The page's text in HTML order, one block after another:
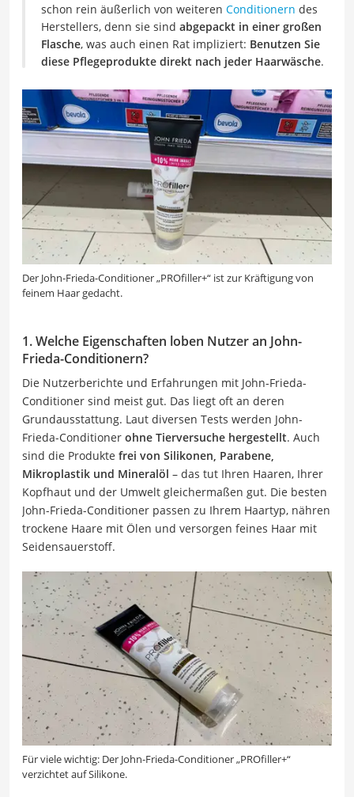
schon rein äußerlich von weiteren Conditionern des
Herstellers, denn sie sind abgepackt in einer großen
Flasche, was auch einen Rat impliziert: Benutzen Sie
diese Pflegeprodukte direkt nach jeder Haarwäsche.
Der John-Frieda-Conditioner „PROfiller+“ ist zur Kräftigung von
feinem Haar gedacht.
1. Welche Eigenschaften loben Nutzer an John-
Frieda-Conditionern?
Die Nutzerberichte und Erfahrungen mit John-Frieda-
Conditioner sind meist gut. Das liegt oft an deren
Grundausstattung. Laut diversen Tests werden John-
Frieda-Conditioner ohne Tierversuche hergestellt. Auch
sind die Produkte frei von Silikonen, Parabene,
Mikroplastik und Mineralöl – das tut Ihren Haaren, Ihrer
Kopfhaut und der Umwelt gleichermaßen gut. Die besten
John-Frieda-Conditioner passen zu Ihrem Haartyp, nähren
trockene Haare mit Ölen und versorgen feines Haar mit
Seidensauerstoff.
Für viele wichtig: Der John-Frieda-Conditioner „PROfiller+“
verzichtet auf Silikone.